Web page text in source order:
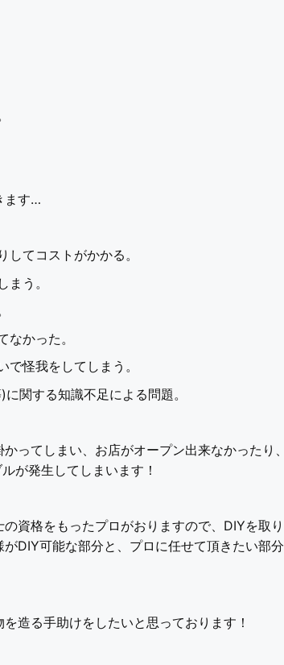
ます…
てコストがかかる。
う。
かった。
怪我をしてしまう。
関する知識不足による問題。
ってしまい、お店がオープン出来なかったり、
が発生してしまいます！
資格をもったプロがおりますので、DIYを取り
DIY可能な部分と、プロに任せて頂きたい部分
造る手助けをしたいと思っております！